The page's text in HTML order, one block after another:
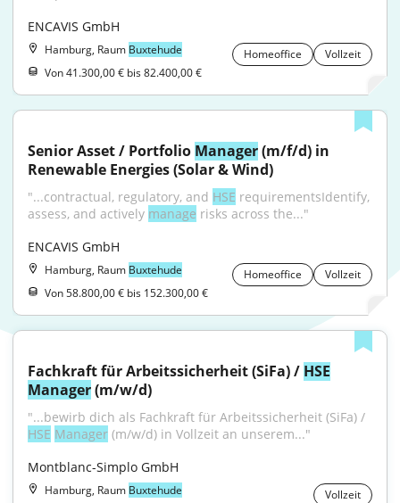
ENCAVIS GmbH
Hamburg, Raum Buxtehude Homeoffice
Vollzeit
Von 41.300,00 € bis 82.400,00 €
Senior Asset / Portfolio Manager (m/f/d) in
Renewable Energies (Solar & Wind)
"...contractual, regulatory, and HSE requirementsIdentify,
assess, and actively manage risks across the..."
ENCAVIS GmbH
Hamburg, Raum Buxtehude Homeoffice
Vollzeit
Von 58.800,00 € bis 152.300,00 €
Fachkraft für Arbeitssicherheit (SiFa) / HSE
Manager (m/w/d)
HSE Manager (m/w/d) in Vollzeit an unserem..."
Montblanc-Simplo GmbH
Hamburg, Raum Buxtehude Vollzeit